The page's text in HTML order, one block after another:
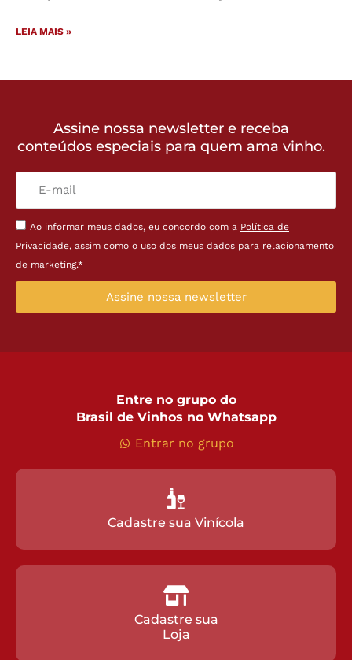
LEIA MAIS »
Assine nossa newsletter e receba
conteúdos especiais para quem ama vinho.
Ao informar meus dados, eu concordo com a Política de
Privacidade, assim como o uso dos meus dados para relacionamento
de marketing.*
Assine nossa newsletter
Entre no grupo do
Brasil de Vinhos no Whatsapp
Entrar no grupo
Cadastre sua Vinícola
Cadastre sua
Loja